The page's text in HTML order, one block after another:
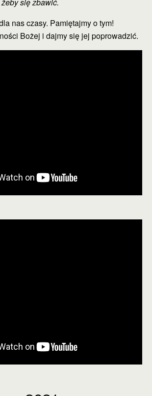
nas czasy. Pamiętajmy o tym!
Bożej i dajmy się jej poprowadzić.